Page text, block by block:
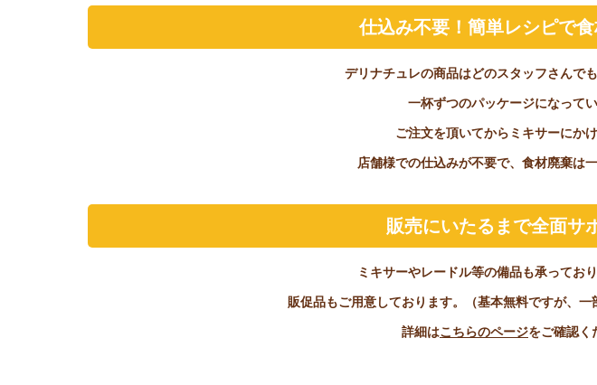
仕込み不要！簡単レシピで
デリナチュレの商品はどのスタッフさんで
一杯ずつのパッケージになってい
ご注文を頂いてからミキサーにか
店舗様での仕込みが不要で、食材廃棄は
販売にいたるまで全面サ
ミキサーやレードル等の備品も承ってお
販促品もご用意しております。（基本無料ですが、一
詳細はこちらのページをご確認く